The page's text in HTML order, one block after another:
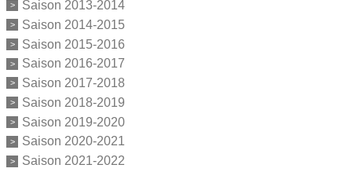
Saison 2013-2014
Saison 2014-2015
Saison 2015-2016
Saison 2016-2017
Saison 2017-2018
Saison 2018-2019
Saison 2019-2020
Saison 2020-2021
Saison 2021-2022